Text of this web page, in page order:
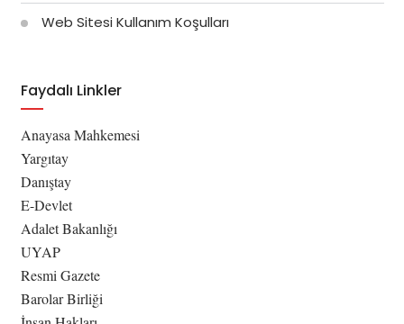
Web Sitesi Kullanım Koşulları
Faydalı Linkler
Anayasa Mahkemesi
Yargıtay
Danıştay
E-Devlet
Adalet Bakanlığı
UYAP
Resmi Gazete
Barolar Birliği